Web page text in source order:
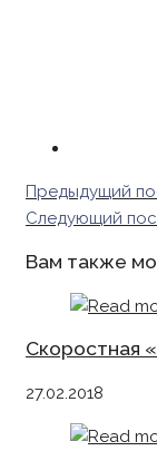
Read
more
Предыдущий
Следующий
Вам также
Скоростная
27.02.2018